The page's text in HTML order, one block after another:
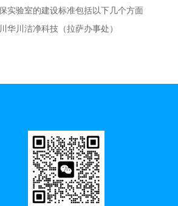
实验室的建设标准包括以下几个方面
华川洁净科技（拉萨办事处）